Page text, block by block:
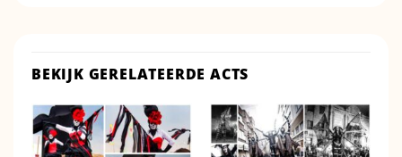
BEKIJK GERELATEERDE ACTS